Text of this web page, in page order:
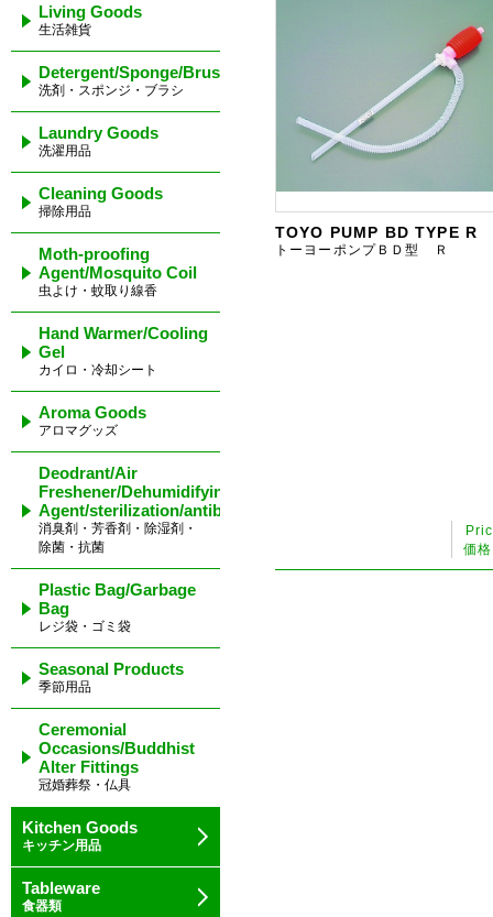
Living Goods
生活雑貨
Detergent/Sponge/Brush
洗剤・スポンジ・ブラシ
Laundry Goods
洗濯用品
Cleaning Goods
掃除用品
Moth-proofing
Agent/Mosquito Coil
虫よけ・蚊取り線香
Hand Warmer/Cooling
Gel
カイロ・冷却シート
Aroma Goods
アロマグッズ
Deodrant/Air
Freshener/Dehumidifying
Agent/sterilization/antibacterial
消臭剤・芳香剤・除湿剤・
除菌・抗菌
Plastic Bag/Garbage
Bag
レジ袋・ゴミ袋
Seasonal Products
季節用品
Ceremonial
Occasions/Buddhist
Alter Fittings
冠婚葬祭・仏具
Kitchen Goods
キッチン用品
Tableware
食器類
TOYO PUMP BD TYPE R
トーヨーポンプＢＤ型 Ｒ
価